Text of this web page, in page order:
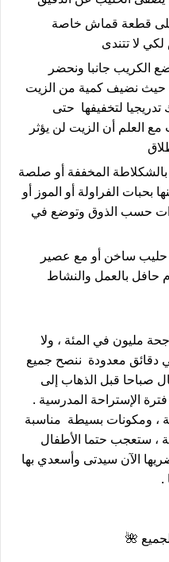
قطعة قماش خاصة
لا تتندى
الكريب جانبا ونحضر
حيث نضيف كمية من الزيت
لتخفيفها حتى
العلم أن الزيت لن يؤثر
المخففة أو صلصة
بحبات الفراولة أو الموز أو
حسب الذوق وتوضع في
حليب ساخن أو مع عصير
حافل بالعمل والنشاط
مليون في المئة ، ولا
دقائق معدودة ننصح جميع
صباحا قبل الذهاب إلى
الإستراحة المدرسية .
، ومكونات بسيطة مناسبة
، ستعجب حتما الأطفال
الآن سيدتى وأسعدي بها
.
🌺